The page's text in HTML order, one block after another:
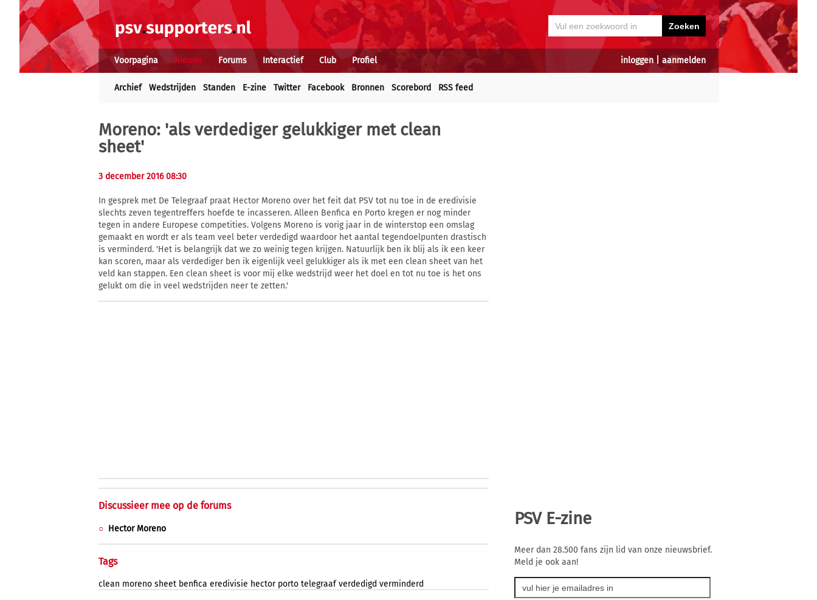
inloggen| aanmelden
Voorpagina Nieuws Forums Interactief Club Profiel
Archief Wedstrijden Standen E-zine Twitter Facebook Bronnen Scorebord RSS feed
Moreno: 'als verdediger gelukkiger met clean
sheet'
3 december 2016 08:30
In gesprek met De Telegraaf praat Hector Moreno over het feit dat PSV tot nu toe in de eredivisie
slechts zeven tegentreffers hoefde te incasseren. Alleen Benfica en Porto kregen er nog minder
tegen in andere Europese competities. Volgens Moreno is vorig jaar in de winterstop een omslag
gemaakt en wordt er als team veel beter verdedigd waardoor het aantal tegendoelpunten drastisch
is verminderd. 'Het is belangrijk dat we zo weinig tegen krijgen. Natuurlijk ben ik blij als ik een keer
kan scoren, maar als verdediger ben ik eigenlijk veel gelukkiger als ik met een clean sheet van het
veld kan stappen. Een clean sheet is voor mij elke wedstrijd weer het doel en tot nu toe is het ons
gelukt om die in veel wedstrijden neer te zetten.'
Discussieer mee op de forums
Hector Moreno
Tags
clean moreno sheet benfica eredivisie hector porto telegraaf verdedigd verminderd
PSV E-zine
Meer dan 28.500 fans zijn lid van onze nieuwsbrief.
Meld je ook aan!